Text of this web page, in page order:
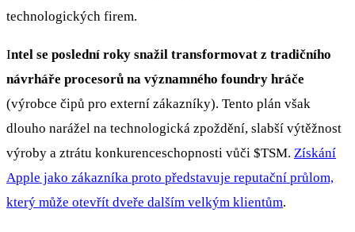
technologických firem.
Intel se poslední roky snažil transformovat z tradičního
návrháře procesorů na významného foundry hráče
(výrobce čipů pro externí zákazníky). Tento plán však
dlouho narážel na technologická zpoždění, slabší výtěžnost
výroby a ztrátu konkurenceschopnosti vůči $TSM. Získání
Apple jako zákazníka proto představuje reputační průlom,
který může otevřít dveře dalším velkým klientům.